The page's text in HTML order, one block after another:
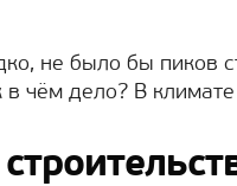
не было бы пиков
в чём дело? В